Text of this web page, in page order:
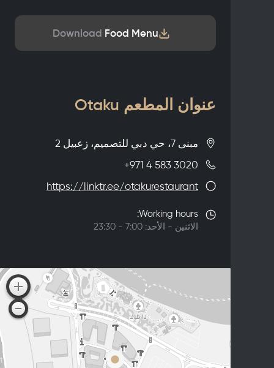
Download Food Menu
عنوان المطعم Otaku
مبنى 7، حي دبي للتصميم، زعبيل 2
+971 4 583 3020
https://linktr.ee/otakurestaurant
Working hours:
الاثنين - الأحد: 7:00 - 23:30